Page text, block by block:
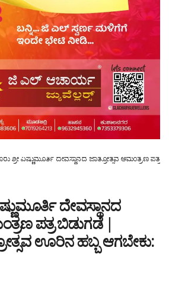
ಶ್ರೀ ವಿಷ್ಣುಮೂರ್ತಿ ದೇವಸ್ಥಾನದ ಜಾತ್ರೋತ್ಸವ ಆಮಂತ್ರಣ
ದೇವಸ್ಥಾನದ
ಪತ್ರ ಬಿಡುಗಡೆ |
ಊರಿನ ಹಬ್ಬ ಆಗಬೇಕು: